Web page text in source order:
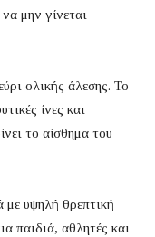
μην γίνεται
ολικής άλεσης. Το
ίνες και
το αίσθημα του
με υψηλή θρεπτική
παιδιά, αθλητές και